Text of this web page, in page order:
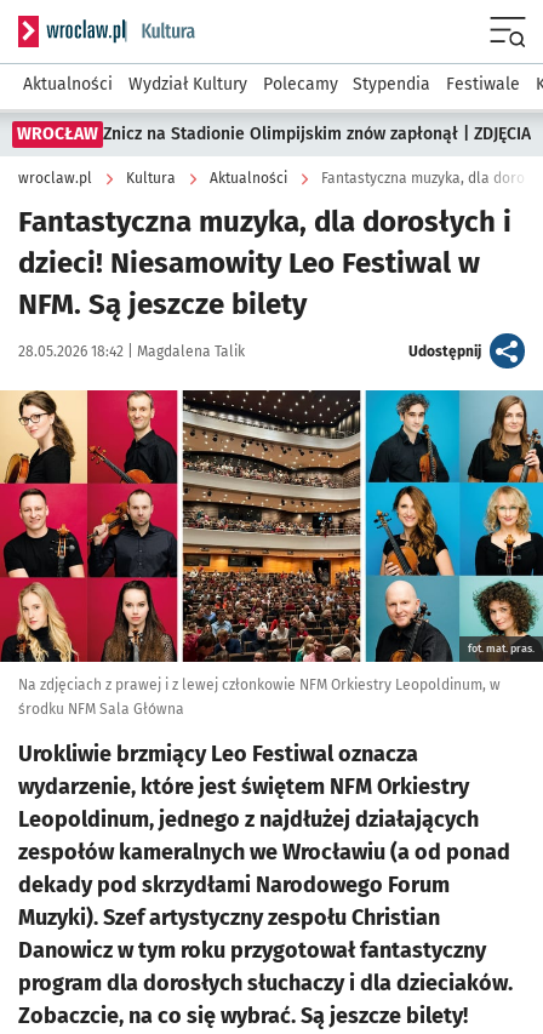
Serwis informacyjny wroclaw.pl podserwis: Kultura
Aktualności Wydział Kultury Polecamy Stypendia Festiwale
WROCŁAW Znicz na Stadionie Olimpijskim znów zapłonął | ZDJĘCIA
wroclaw.pl Kultura Aktualności
Fantastyczna muzyka, dla dorosłych i
dzieci! Niesamowity Leo Festiwal w
NFM. Są jeszcze bilety
Data publikacji:
28.05.2026 18:42 | Autor:
Magdalena Talik Udostępnijartykuł
Kliknij, aby powiększyć
fot. mat. pras.
Na zdjęciach z prawej i z lewej członkowie NFM Orkiestry Leopoldinum, w
środku NFM Sala Główna
Urokliwie brzmiący Leo Festiwal oznacza
wydarzenie, które jest świętem NFM Orkiestry
Leopoldinum, jednego z najdłużej działających
zespołów kameralnych we Wrocławiu (a od ponad
dekady pod skrzydłami Narodowego Forum
Muzyki). Szef artystyczny zespołu Christian
Danowicz w tym roku przygotował fantastyczny
program dla dorosłych słuchaczy i dla dzieciaków.
Zobaczcie, na co się wybrać. Są jeszcze bilety!